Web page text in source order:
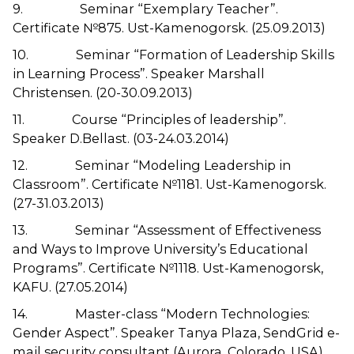
9. Seminar “Exemplary Teacher”.
Certificate №875. Ust-Kamenogorsk. (25.09.2013)
10. Seminar “Formation of Leadership Skills
in Learning Process”. Speaker Marshall
Christensen. (20-30.09.2013)
11. Course “Principles of leadership”.
Speaker D.Bellast. (03-24.03.2014)
12. Seminar “Modeling Leadership in
Classroom”. Certificate №1181. Ust-Kamenogorsk.
(27-31.03.2013)
13. Seminar “Assessment of Effectiveness
and Ways to Improve University’s Educational
Programs”. Certificate №1118. Ust-Kamenogorsk,
KAFU. (27.05.2014)
14. Master-class “Modern Technologies:
Gender Aspect”. Speaker Tanya Plaza, SendGrid e-